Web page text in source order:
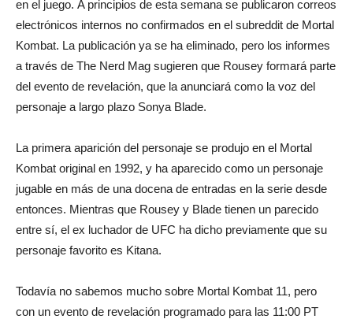
en el juego. A principios de esta semana se publicaron correos
electrónicos internos no confirmados en el subreddit de Mortal
Kombat. La publicación ya se ha eliminado, pero los informes
a través de The Nerd Mag sugieren que Rousey formará parte
del evento de revelación, que la anunciará como la voz del
personaje a largo plazo Sonya Blade.
La primera aparición del personaje se produjo en el Mortal
Kombat original en 1992, y ha aparecido como un personaje
jugable en más de una docena de entradas en la serie desde
entonces. Mientras que Rousey y Blade tienen un parecido
entre sí, el ex luchador de UFC ha dicho previamente que su
personaje favorito es Kitana.
Todavía no sabemos mucho sobre Mortal Kombat 11, pero
con un evento de revelación programado para las 11:00 PT